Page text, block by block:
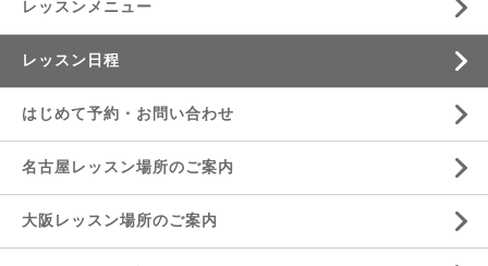
レッスンメニュー
レッスン日程
はじめて予約・お問い合わせ
名古屋レッスン場所のご案内
大阪レッスン場所のご案内